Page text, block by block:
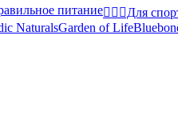
питание🤸🏻‍♀️Для
NaturalsGarden of Life